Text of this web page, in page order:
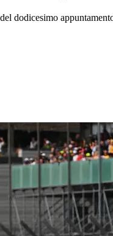
dodicesimo